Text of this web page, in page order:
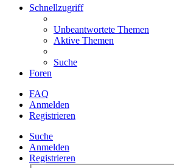
Schnellzugriff
Unbeantwortete Themen
Aktive Themen
Suche
Foren
FAQ
Anmelden
Registrieren
Suche
Anmelden
Registrieren